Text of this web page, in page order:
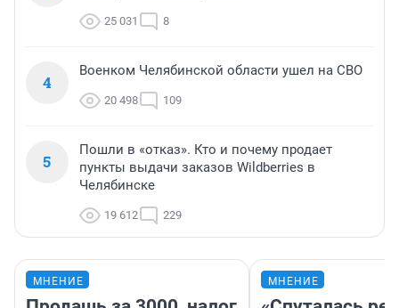
25 031 8
4
Военком Челябинской области ушел на СВО
20 498 109
5
Пошли в «отказ». Кто и почему продает
пункты выдачи заказов Wildberries в
Челябинске
19 612 229
МНЕНИЕ МНЕНИЕ